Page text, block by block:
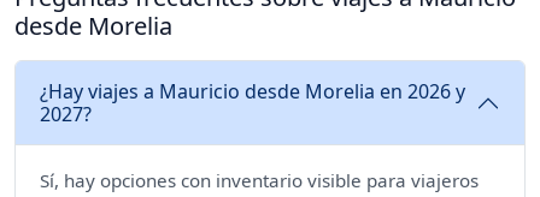
desde Morelia
¿Hay viajes a Mauricio desde Morelia en 2026 y
2027?
Sí, hay opciones con inventario visible para viajeros